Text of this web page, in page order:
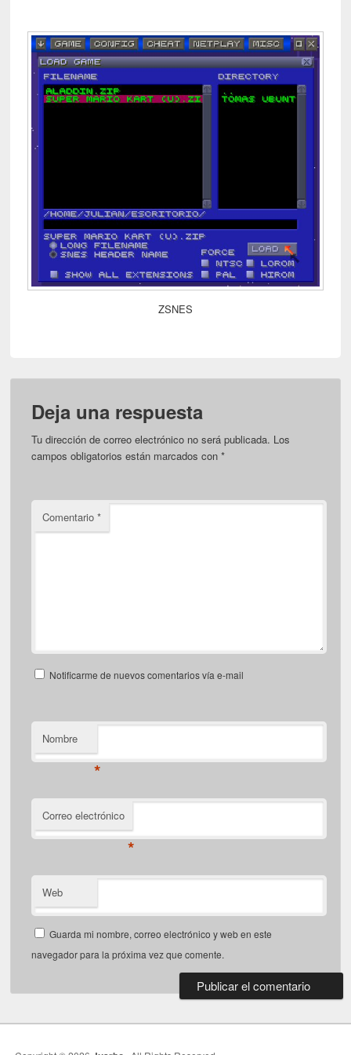
ZSNES
Deja una respuesta
Tu dirección de correo electrónico no será publicada. Los
campos obligatorios están marcados con*
Comentario*
Notificarme de nuevos comentarios vía e-mail
Nombre
*
Correo electrónico
*
Web
Guarda mi nombre, correo electrónico y web en este
navegador para la próxima vez que comente.